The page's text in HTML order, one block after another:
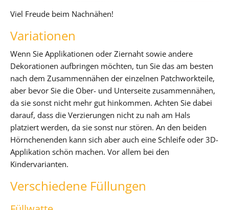
Viel Freude beim Nachnähen!
Variationen
Wenn Sie Applikationen oder Ziernaht sowie andere
Dekorationen aufbringen möchten, tun Sie das am besten
nach dem Zusammennähen der einzelnen Patchworkteile,
aber bevor Sie die Ober- und Unterseite zusammennähen,
da sie sonst nicht mehr gut hinkommen. Achten Sie dabei
darauf, dass die Verzierungen nicht zu nah am Hals
platziert werden, da sie sonst nur stören. An den beiden
Hörnchenenden kann sich aber auch eine Schleife oder 3D-
Applikation schön machen. Vor allem bei den
Kindervarianten.
Verschiedene Füllungen